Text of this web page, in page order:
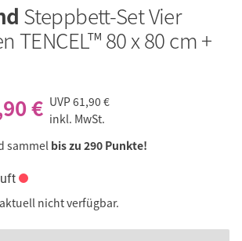
Steppbett-Set Vier
TENCEL™ 80 x 80 cm +
€ UVP61,90 €
inkl. MwSt.
sammel bis zu 290 Punkte!
nicht verfügbar.